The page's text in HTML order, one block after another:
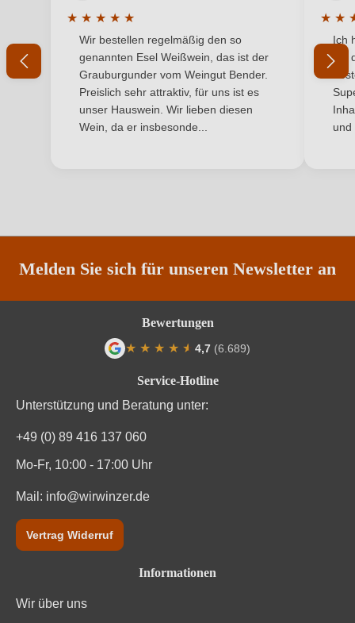
Jahrgang 2024
Land Deutschland
Trierer Burgberg und Trierer Jesuitenwingert
Traubenfarbe
Vegan Ja
Nährwertangaben
Brennwert
Kohlenhydrate
Kohlenhydrate davon Zucker
Ihr Passwort
Ich habe mein Passwort vergessen
★ ★ ★ ★ ★
Durchschnittliche Bewertung von 5 von 5 Sternen
Wir bestellen regelmäßig den so
genannten Esel Weißwein, das ist der
Grauburgunder vom Weingut Bender.
Preislich sehr attraktiv, für uns ist es
unser Hauswein. Wir lieben diesen
Wein, da er insbesonde...
★ ★
Ich
mit
und
Melden Sie sich für unseren Newsletter an
Service-Hotline
Unterstützung und Beratung unter:
+49 (0) 89 416 137 060
Mo-Fr, 10:00 - 17:00 Uhr
Mail: info@wirwinzer.de
Vertrag Widerruf
Informationen
Wir über uns
Bewertungen
★ ★ ★ ★ ★
★ 4,7 (6.689)